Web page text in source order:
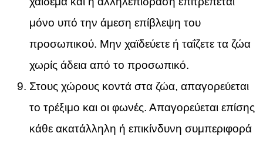
μόνο υπό την άμεση επίβλεψη του
προσωπικού. Μην χαϊδεύετε ή ταΐζετε τα ζώα
χωρίς άδεια από το προσωπικό.
Στους χώρους κοντά στα ζώα, απαγορεύεται
το τρέξιμο και οι φωνές. Απαγορεύεται επίσης
κάθε ακατάλληλη ή επικίνδυνη συμπεριφορά